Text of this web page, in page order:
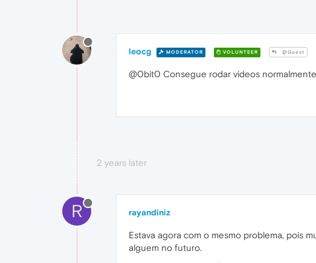
leocg MODERATOR VOLUNTEER @Guest
@0bit0 Consegue rodar videos
2 years later
R rayandiniz
Estava agora com o mesmo problema, pois
alguem no futuro.